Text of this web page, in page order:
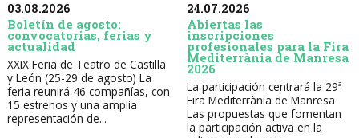
03.08.2026
Boletín de agosto:
convocatorias, ferias y
actualidad
XXIX Feria de Teatro de Castilla
y León (25-29 de agosto) La
feria reunirá 46 compañías, con
15 estrenos y una amplia
representación de...
24.07.2026
Abiertas las
inscripciones
profesionales para la Fira
Mediterrània de Manresa
2026
La participación centrará la 29ª
Fira Mediterrània de Manresa
Las propuestas que fomentan
la participación activa en la